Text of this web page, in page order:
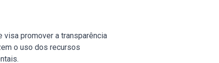
visa promover a transparência
o uso dos recursos